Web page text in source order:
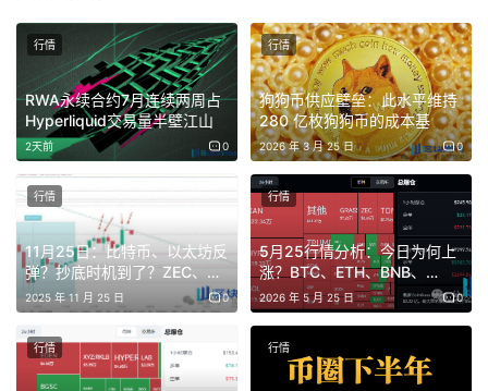
步增强了这一价位的技术权重。
若能守住该区域：狗狗币有望反弹至0.1156美元，重回此前
抛压出现的通道上边界。
若跌破0.1020美元区域：短期走势将转弱，Ali Charts表示
届时他会重点关注0.0883美元附近的下轨支撑。
当前DOGE处于通道中部支撑与通道上部阻力之间，下一步
走向取决于买方能否守住50日均线区域，还是卖方将推动
价格向下探底。
狗狗币或已触底？分析师关注三个月阻力位
RWA永续合约7月连续两周占
Hyperliquid交易量半壁江山
2天前 0
行情
狗狗币供应壁垒：此水平维持
280 亿枚狗狗币的成本基
2026 年 3 月 25 日 0
行情
11月25日：比特币、以太坊反
弹？抄底时机到了？ZEC、
BNBHolder、IRYS行情分析
2025 年 11 月 25 日 0
行情
5月25行情分析：今日为何上
涨？BTC、ETH、BNB、
SOL、NIL、DEXE、MITO、
ATA、SYS山寨币操作建议！
2026 年 5 月 25 日 0
行情
行情 行情